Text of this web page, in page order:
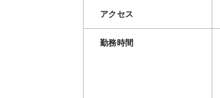
アクセス
勤務時間